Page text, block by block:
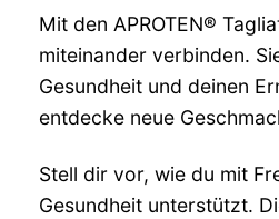
Mit den APROTEN®
miteinander verbinden.
Gesundheit und deinen
entdecke neue
Stell dir vor, wie du mit
Gesundheit unterstützt.